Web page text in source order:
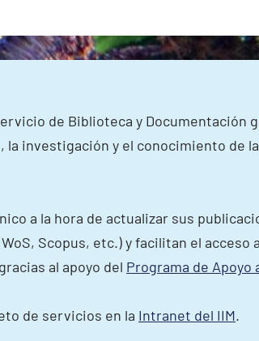
de Biblioteca y Documentación
investigación y el conocimiento de
a la hora de actualizar sus
Scopus, etc.) y facilitan el
al apoyo del Programa de Apoyo
de servicios en la Intranet del IIM.